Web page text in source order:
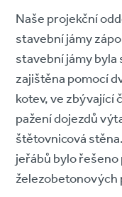
Naše projekční
stavební jámy
stavební jámy
zajištěna pomocí
kotev, ve zbývající
pažení dojezdů
štětovnicová
jeřábů bylo